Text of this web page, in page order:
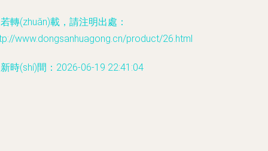
轉(zhuǎn)載，請注明出處：
www.dongsanhuagong.cn/product/26.html
時(shí)間：2026-06-19 22:41:04